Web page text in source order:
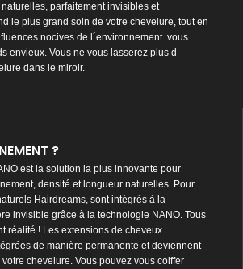
parfaitement invisibles et
le plus grand soin de votre chevelure, tout en
nocives de l´environnement. vous
envieux. Vous ne vous lasserez plus d
dans le miroir.
?
est la solution la plus innovante pour
densité et longueur naturelles. Pour
Hairdreams, sont intégrés à la
invisible grâce à la technologie NANO. Tous
réalité ! Les extensions de cheveux
de manière permanente et deviennent
chevelure. Vous pouvez vous coiffer